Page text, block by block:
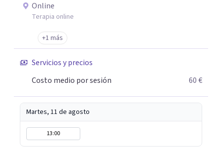
Online
Terapia online
+1 más
Servicios y precios
Costo medio por sesión
60 €
Martes, 11 de agosto
13:00